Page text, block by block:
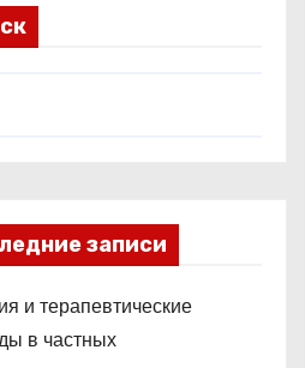
записи
и терапевтические
в частных